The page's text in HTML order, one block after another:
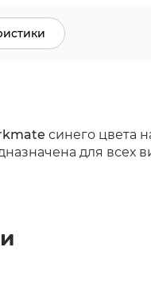
синего цвета
для всех